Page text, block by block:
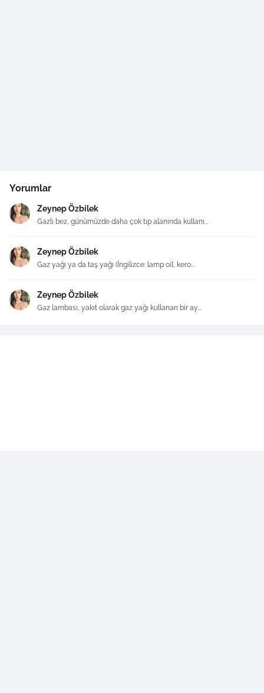
Yorumlar
Zeynep Özbilek
Gazlı bez, günümüzde daha çok tıp alanında kullanı...
Zeynep Özbilek
Gaz yağı ya da taş yağı (İngilizce: lamp oil, kero...
Zeynep Özbilek
Gaz lambası, yakıt olarak gaz yağı kullanan bir ay...